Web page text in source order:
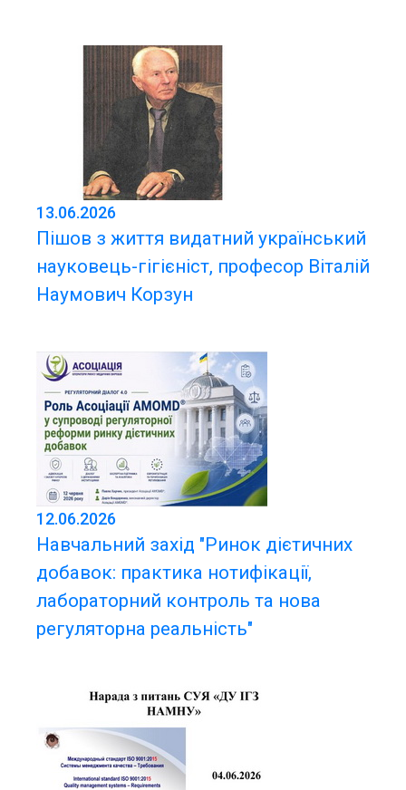
13.06.2026
Пішов з життя видатний український
науковець-гігієніст, професор Віталій
Наумович Корзун
12.06.2026
Навчальний захід "Ринок дієтичних
добавок: практика нотифікації,
лабораторний контроль та нова
регуляторна реальність"